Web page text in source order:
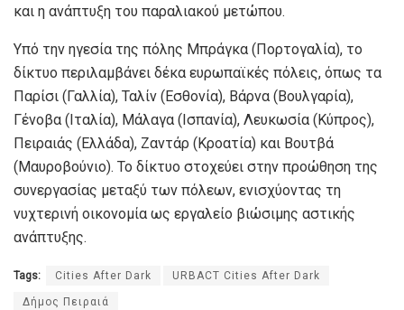
και η ανάπτυξη του παραλιακού μετώπου.
Υπό την ηγεσία της πόλης Μπράγκα (Πορτογαλία), το
δίκτυο περιλαμβάνει δέκα ευρωπαϊκές πόλεις, όπως τα
Παρίσι (Γαλλία), Ταλίν (Εσθονία), Βάρνα (Βουλγαρία),
Γένοβα (Ιταλία), Μάλαγα (Ισπανία), Λευκωσία (Κύπρος),
Πειραιάς (Ελλάδα), Ζαντάρ (Κροατία) και Βουτβά
(Μαυροβούνιο). Το δίκτυο στοχεύει στην προώθηση της
συνεργασίας μεταξύ των πόλεων, ενισχύοντας τη
νυχτερινή οικονομία ως εργαλείο βιώσιμης αστικής
ανάπτυξης.
Tags: Cities After Dark URBACT Cities After Dark
Δήμος Πειραιά